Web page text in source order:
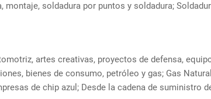
montaje, soldadura por puntos y soldadura;
artes creativas, proyectos de defensa,
bienes de consumo, petróleo y gas; Gas
de chip azul; Desde la cadena de